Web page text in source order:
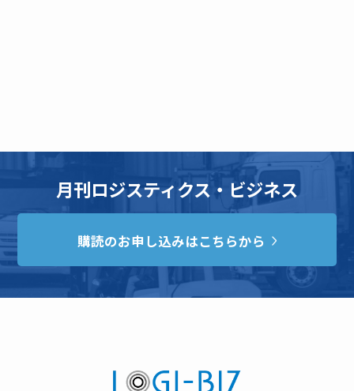
月刊ロジスティクス・ビジネス
購読のお申し込みはこちらから